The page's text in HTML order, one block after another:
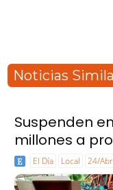
Noticias
Suspenden
millones a
El Día Local 24/